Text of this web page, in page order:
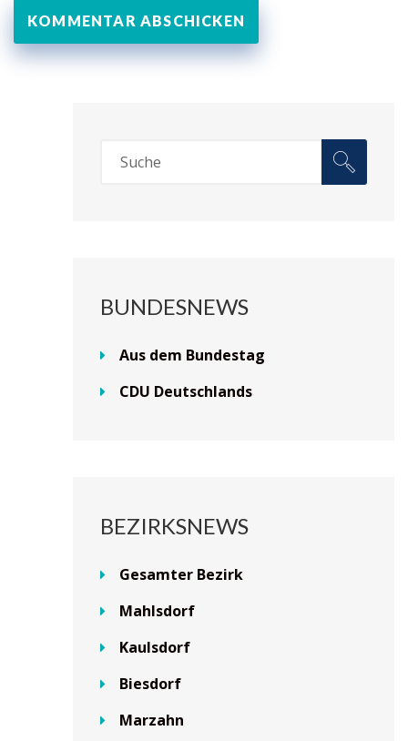
BUNDESNEWS
Aus dem Bundestag
CDU Deutschlands
BEZIRKSNEWS
Gesamter Bezirk
Mahlsdorf
Kaulsdorf
Biesdorf
Marzahn